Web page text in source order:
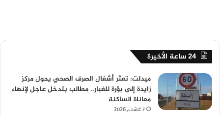
24 ساعة الأخيرة
ميدلت: تعثر أشغال الصرف الصحي يحول مركز
زايدة إلى بؤرة للغبار.. مطالب بتدخل عاجل لإنهاء
معاناة الساكنة
7 غشت، 2026